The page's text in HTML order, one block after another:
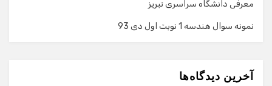
معرفی دانشگاه سراسری تبریز
نمونه سوال هندسه 1 نوبت اول دی 93
آخرین دیدگاه‌ها
گفت‌وگو با دستیار هوشمند
سلام! برای شروع گفت‌وگو لطفاً شماره تماس یا ایمیل خود را